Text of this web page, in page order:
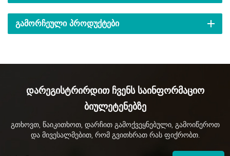
ᲒᲐᲛᲝᲠᲩᲔᲣᲚᲘ ᲞᲠᲝᲓᲣᲥᲢᲔᲑᲘ
Დარეგისტრირდით Ჩვენს Საინფორმაციო
Ბიულეტენებზე
გთხოვთ, წაიკითხოთ, დარჩით გამოქვეყნებული, გამოიწეროთ
და მივესალმებით, რომ გვითხრათ რას ფიქრობთ.